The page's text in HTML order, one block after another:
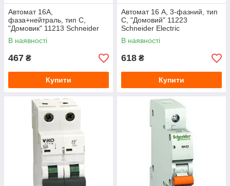
Автомат 16A,
фаза+нейтраль, тип С,
"Домовик" 11213 Schneider
Electric
В наявності
467 ₴
Купити
Автомат 16 А, 3-фазний, тип
С, "Домовий" 11223
Schneider Electric
В наявності
618 ₴
Купити